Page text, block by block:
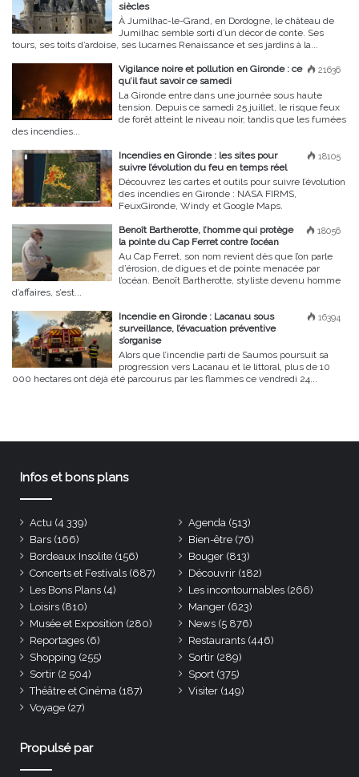
siècles
À Jumilhac-le-Grand, en Dordogne, le château de
Jumilhac semble sorti d’un décor de conte. Ses
tours, ses toits d’ardoise, ses lucarnes Renaissance et ses jardins à la...
21636
Vigilance noire et pollution en Gironde : ce
qu’il faut savoir ce samedi
La Gironde entre dans une journée sous haute
tension. Depuis ce samedi 25 juillet, le risque feux
de forêt atteint le niveau noir, tandis que les fumées
des incendies...
18105
Incendies en Gironde : les sites pour
suivre l’évolution du feu en temps réel
Découvrez les cartes et outils pour suivre l’évolution
des incendies en Gironde : NASA FIRMS,
FeuxGironde, Windy et Google Maps.
18056
Benoît Bartherotte, l’homme qui protège
la pointe du Cap Ferret contre l’océan
Au Cap Ferret, son nom revient dès que l’on parle
d’érosion, de digues et de pointe menacée par
l’océan. Benoît Bartherotte, styliste devenu homme
d’affaires, s’est...
16394
Incendie en Gironde : Lacanau sous
surveillance, l’évacuation préventive
s’organise
Alors que l’incendie parti de Saumos poursuit sa
progression vers Lacanau et le littoral, plus de 10
000 hectares ont déjà été parcourus par les flammes ce vendredi 24...
Infos et bons plans
Actu (4 339) Agenda (513)
Bars (166) Bien-être (76)
Bordeaux Insolite (156) Bouger (813)
Concerts et Festivals (687) Découvrir (182)
Les Bons Plans (4) Les incontournables (266)
Loisirs (810) Manger (623)
Musée et Exposition (280) News (5 876)
Reportages (6) Restaurants (446)
Shopping (255) Sortir (289)
Sortir (2 504) Sport (375)
Théâtre et Cinéma (187) Visiter (149)
Voyage (27)
Propulsé par